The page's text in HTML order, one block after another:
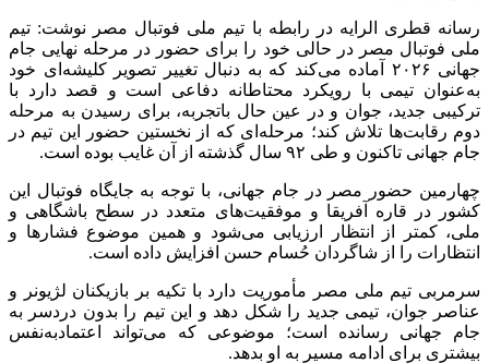
رسانه قطری الرایه در رابطه با تیم ملی فوتبال مصر نوشت: تیم
ملی فوتبال مصر در حالی خود را برای حضور در مرحله نهایی جام
جهانی ۲۰۲۶ آماده می‌کند که به دنبال تغییر تصویر کلیشه‌ای خود
به‌عنوان تیمی با رویکرد محتاطانه دفاعی است و قصد دارد با
ترکیبی جدید، جوان و در عین حال باتجربه، برای رسیدن به مرحله
دوم رقابت‌ها تلاش کند؛ مرحله‌ای که از نخستین حضور این تیم در
جام جهانی تاکنون و طی ۹۲ سال گذشته از آن غایب بوده است.
چهارمین حضور مصر در جام جهانی، با توجه به جایگاه فوتبال این
کشور در قاره آفریقا و موفقیت‌های متعدد در سطح باشگاهی و
ملی، کمتر از انتظار ارزیابی می‌شود و همین موضوع فشارها و
انتظارات را از شاگردان حُسام حسن افزایش داده است.
سرمربی تیم ملی مصر مأموریت دارد با تکیه بر بازیکنان لژیونر و
عناصر جوان، تیمی جدید را شکل دهد و این تیم را بدون دردسر به
جام جهانی رسانده است؛ موضوعی که می‌تواند اعتمادبه‌نفس
بیشتری برای ادامه مسیر به او بدهد.